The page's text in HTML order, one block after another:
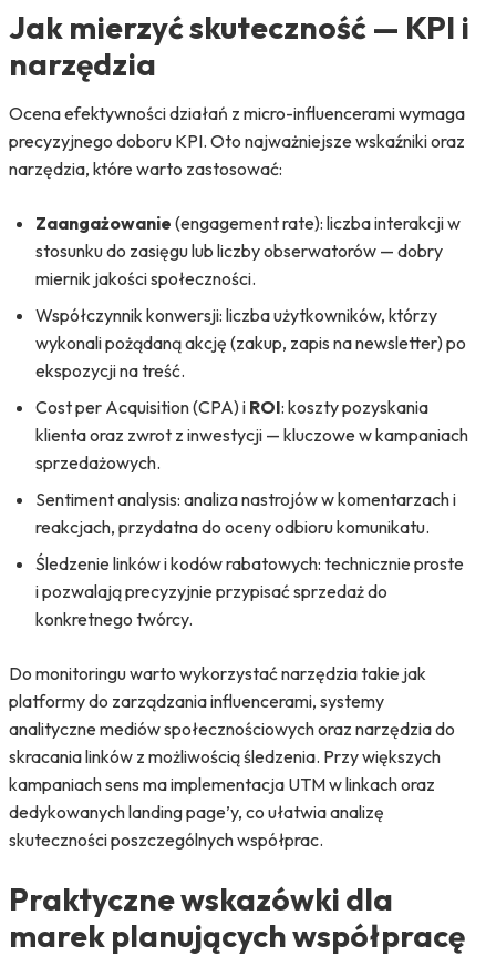
Jak mierzyć skuteczność — KPI i
narzędzia
Ocena efektywności działań z micro-influencerami wymaga
precyzyjnego doboru KPI. Oto najważniejsze wskaźniki oraz
narzędzia, które warto zastosować:
Zaangażowanie (engagement rate): liczba interakcji w
stosunku do zasięgu lub liczby obserwatorów — dobry
miernik jakości społeczności.
Współczynnik konwersji: liczba użytkowników, którzy
wykonali pożądaną akcję (zakup, zapis na newsletter) po
ekspozycji na treść.
Cost per Acquisition (CPA) i ROI: koszty pozyskania
klienta oraz zwrot z inwestycji — kluczowe w kampaniach
sprzedażowych.
Sentiment analysis: analiza nastrojów w komentarzach i
reakcjach, przydatna do oceny odbioru komunikatu.
Śledzenie linków i kodów rabatowych: technicznie proste
i pozwalają precyzyjnie przypisać sprzedaż do
konkretnego twórcy.
Do monitoringu warto wykorzystać narzędzia takie jak
platformy do zarządzania influencerami, systemy
analityczne mediów społecznościowych oraz narzędzia do
skracania linków z możliwością śledzenia. Przy większych
kampaniach sens ma implementacja UTM w linkach oraz
dedykowanych landing page’y, co ułatwia analizę
skuteczności poszczególnych współprac.
Praktyczne wskazówki dla
marek planujących współpracę